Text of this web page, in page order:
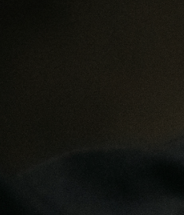
Verni TEINTE ARMAGNAC
LOT DE 1,88M2